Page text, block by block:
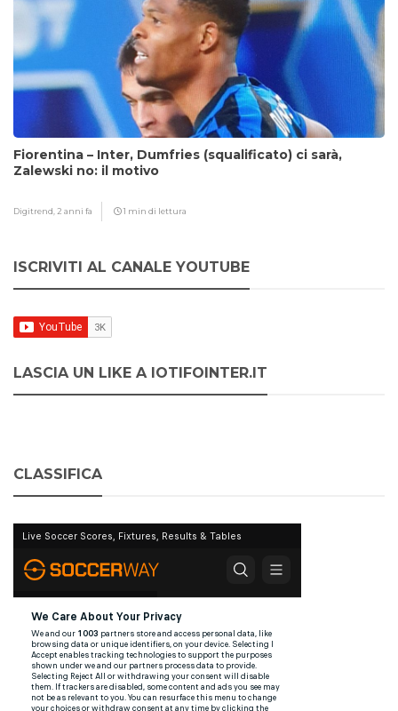
Fiorentina – Inter, Dumfries (squalificato) ci sarà,
Zalewski no: il motivo
Digitrend, 2 anni fa 1 min di lettura
ISCRIVITI AL CANALE YOUTUBE
LASCIA UN LIKE A IOTIFOINTER.IT
CLASSIFICA